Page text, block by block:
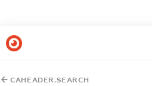
CAHEADER.SEARCH